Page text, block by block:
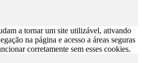
a tornar um site utilizável, ativando
na página e acesso a áreas seguras
corretamente sem esses cookies.